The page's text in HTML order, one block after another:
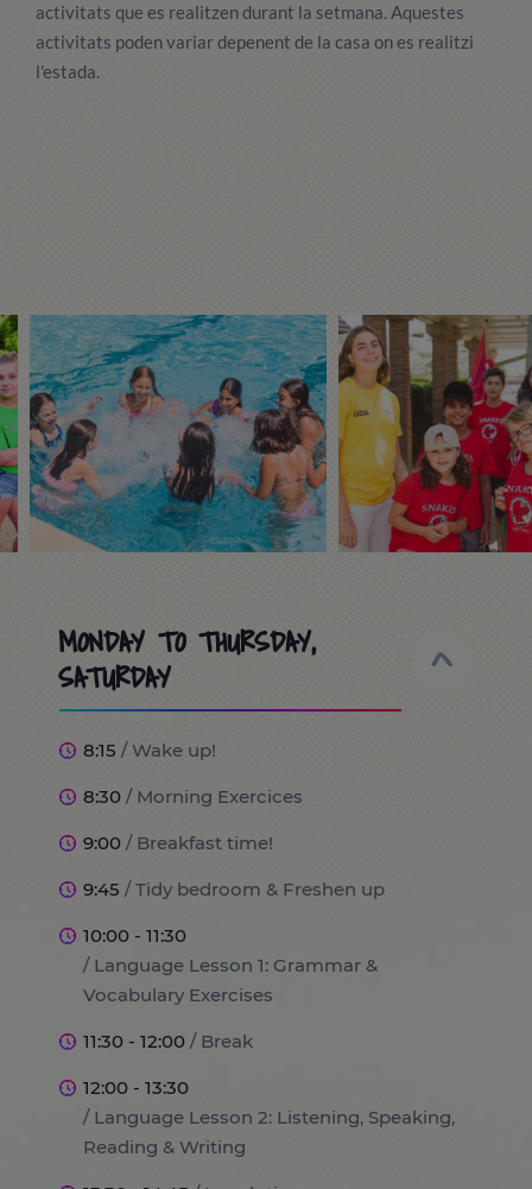
activitats que es realitzen durant la setmana. Aquestes
activitats poden variar depenent de la casa on es realitzi
l'estada.
MONDAY TO THURSDAY,
SATURDAY
8:15 / Wake up!
8:30 / Morning Exercices
9:00 / Breakfast time!
9:45 / Tidy bedroom & Freshen up
10:00 - 11:30
/ Language Lesson 1: Grammar &
Vocabulary Exercises
11:30 - 12:00 / Break
12:00 - 13:30
/ Language Lesson 2: Listening, Speaking,
Reading & Writing